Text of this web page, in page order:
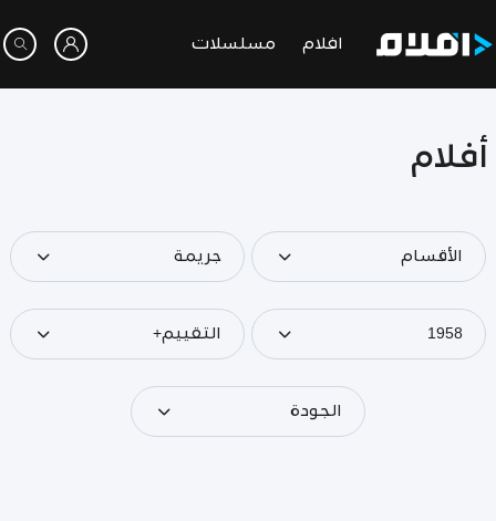
افلام مسلسلات
أفلام
الأقسام جريمة
1958 التقييم+
الجودة